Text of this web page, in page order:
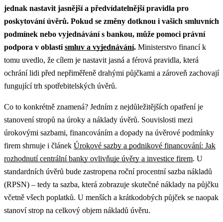
jednak nastavit jasnější a předvídatelnější pravidla pro
poskytování úvěrů. Pokud se změny dotknou i vašich smluvních
podmínek nebo vyjednávání s bankou, může pomoci právní
podpora v oblasti smluv a vyjednávání. Ministerstvo financí k
tomu uvedlo, že cílem je nastavit jasná a férová pravidla, která
ochrání lidi před nepřiměřeně drahými půjčkami a zároveň zachovají
fungující trh spotřebitelských úvěrů.
Co to konkrétně znamená? Jedním z nejdůležitějších opatření je
stanovení stropů na úroky a náklady úvěrů. Souvislosti mezi
úrokovými sazbami, financováním a dopady na úvěrové podmínky
firem shrnuje i článek Úrokové sazby a podnikové financování: Jak
rozhodnutí centrální banky ovlivňuje úvěry a investice firem. U
standardních úvěrů bude zastropena roční procentní sazba nákladů
(RPSN) – tedy ta sazba, která zobrazuje skutečné náklady na půjčku
včetně všech poplatků. U menších a krátkodobých půjček se naopak
stanoví strop na celkový objem nákladů úvěru.